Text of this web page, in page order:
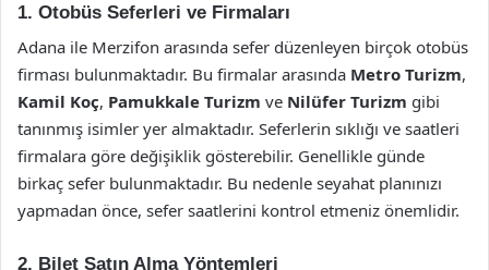
1. Otobüs Seferleri ve Firmaları
Adana ile Merzifon arasında sefer düzenleyen birçok otobüs
firması bulunmaktadır. Bu firmalar arasında Metro Turizm,
Kamil Koç, Pamukkale Turizm ve Nilüfer Turizm gibi
tanınmış isimler yer almaktadır. Seferlerin sıklığı ve saatleri
firmalara göre değişiklik gösterebilir. Genellikle günde
birkaç sefer bulunmaktadır. Bu nedenle seyahat planınızı
yapmadan önce, sefer saatlerini kontrol etmeniz önemlidir.
2. Bilet Satın Alma Yöntemleri